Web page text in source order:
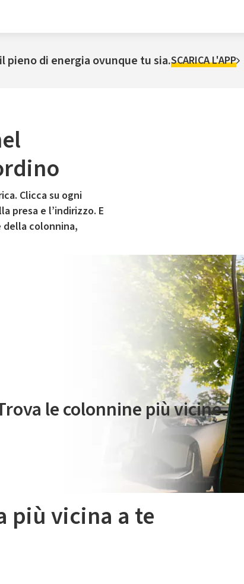
pieno di energia ovunque tu sia.SCARICA L'APP
Clicca su ogni
presa e l’indirizzo. E
della colonnina,
di mobilità elettrica è gestito da Plenitude On The Road
le colonnine più vicine.
più vicina a te